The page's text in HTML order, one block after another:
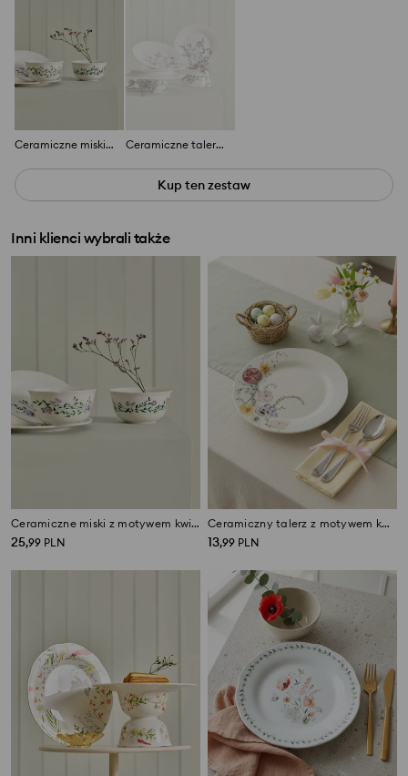
Ceramiczne miski z motywem kwiatowym 2 pack Ceramiczne talerze z motywem kwiatowym 2 pack
Kup ten zestaw
Inni klienci wybrali także
Ceramiczne miski z motywem kwiatowym 2 pack
25,99 PLN
Ceramiczny talerz z motywem kwiatowym
13,99 PLN